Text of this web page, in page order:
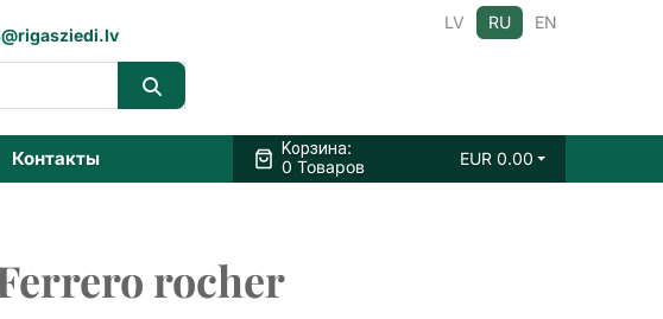
LV RU EN
Контакты Kорзина:
0 Товаров
EUR 0.00
rocher